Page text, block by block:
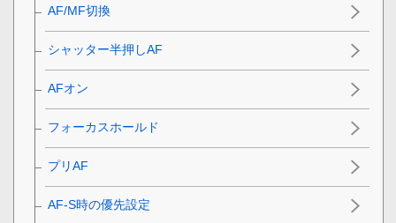
AF/MF切換
シャッター半押しAF
AFオン
フォーカスホールド
プリAF
AF-S時の優先設定